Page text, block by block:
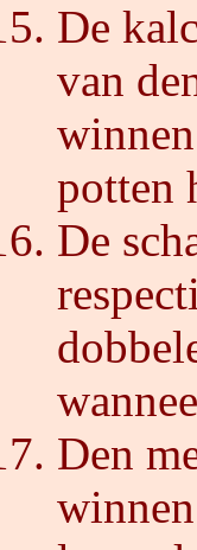
De
van
potten
De
Den